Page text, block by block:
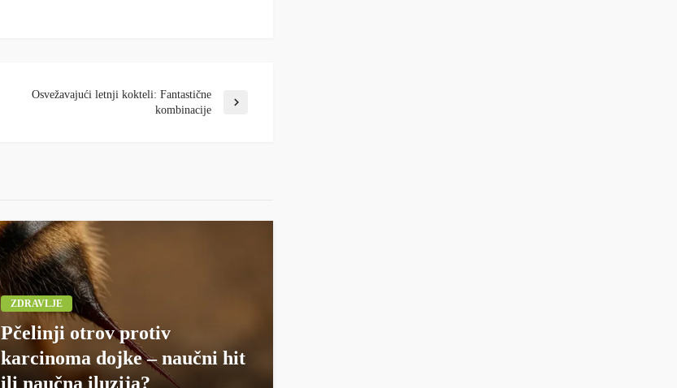
Osvežavajući letnji kokteli: Fantastične
kombinacije
ZDRAVLJE
Pčelinji otrov protiv
karcinoma dojke – naučni hit
ili naučna iluzija?